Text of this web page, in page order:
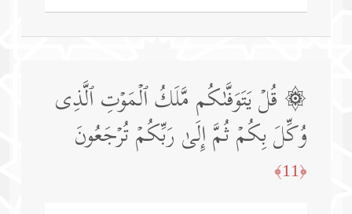
۞ قُلۡ یَتَوَفَّىٰكُم مَّلَكُ ٱلۡمَوۡتِ ٱلَّذِی
وُكِّلَ بِكُمۡ ثُمَّ إِلَىٰ رَبِّكُمۡ تُرۡجَعُونَ
﴿11﴾